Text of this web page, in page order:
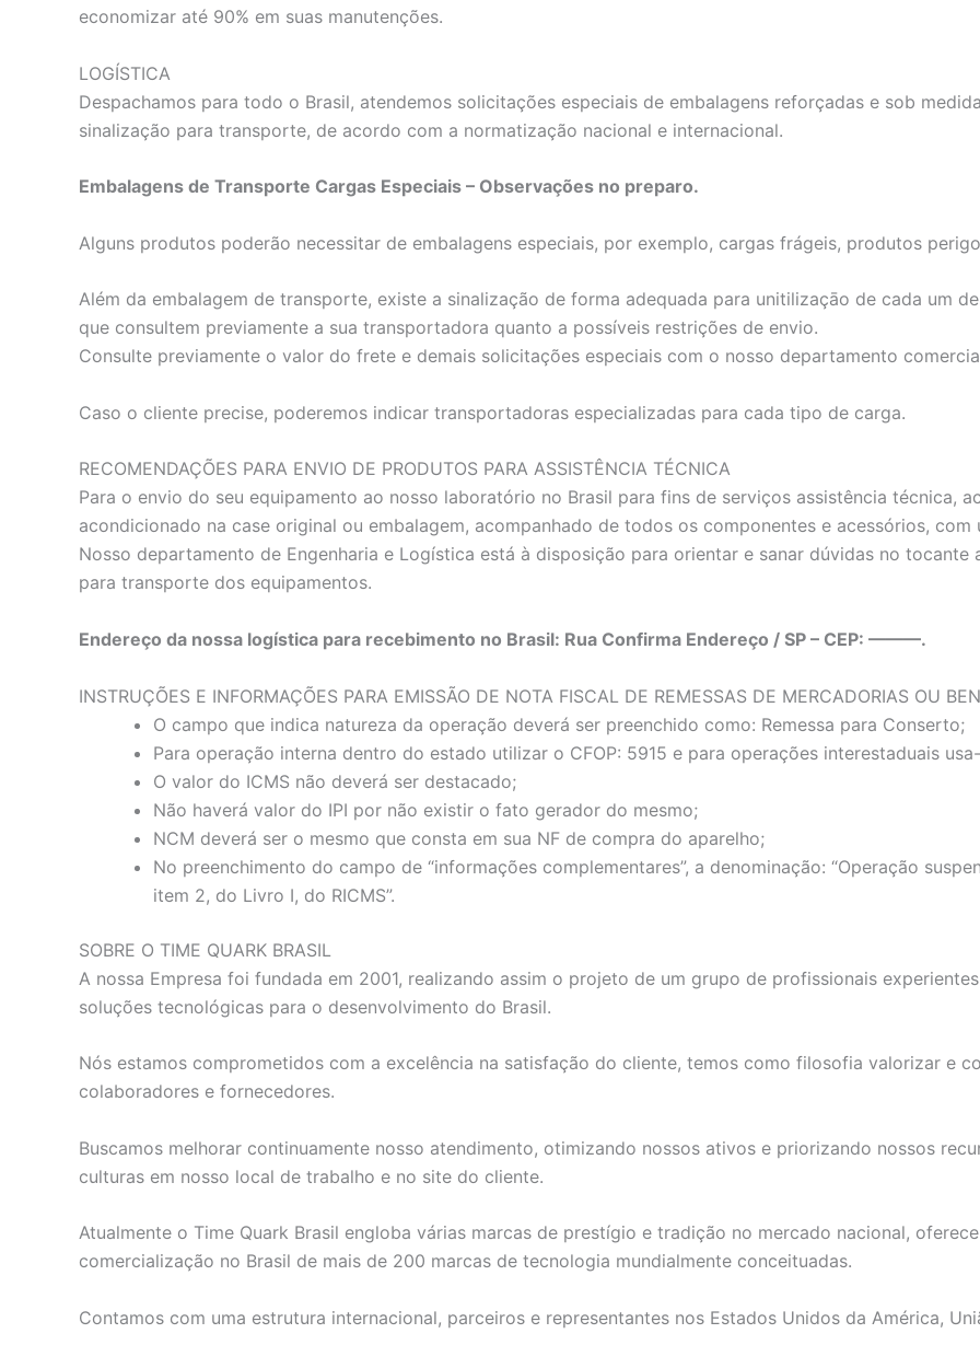
economizar até 90% em suas manutenções.
LOGÍSTICA
Despachamos para todo o Brasil, atendemos solicitações especiais de embalagens reforçadas e sob
sinalização para transporte, de acordo com a normatização nacional e internacional.
Embalagens de Transporte Cargas Especiais – Observações no preparo.
Alguns produtos poderão necessitar de embalagens especiais, por exemplo, cargas frágeis, produtos
Além da embalagem de transporte, existe a sinalização de forma adequada para unitilizaçāo de cada um
que consultem previamente a sua transportadora quanto a possíveis restrições de envio.
Consulte previamente o valor do frete e demais solicitações especiais com o nosso departamento
Caso o cliente precise, poderemos indicar transportadoras especializadas para cada tipo de carga.
RECOMENDAÇÕES PARA ENVIO DE PRODUTOS PARA ASSISTÊNCIA TÉCNICA
Para o envio do seu equipamento ao nosso laboratório no Brasil para fins de serviços assistência técnica,
acondicionado na case original ou embalagem, acompanhado de todos os componentes e acessórios,
Nosso departamento de Engenharia e Logística está à disposição para orientar e sanar dúvidas no
para transporte dos equipamentos.
Endereço da nossa logística para recebimento no Brasil: Rua Confirma Endereço / SP – CEP: ———.
INSTRUÇÕES E INFORMAÇÕES PARA EMISSÃO DE NOTA FISCAL DE REMESSAS DE MERCADORIAS OU
O campo que indica natureza da operação deverá ser preenchido como: Remessa para Conserto;
Para operação interna dentro do estado utilizar o CFOP: 5915 e para operações interestaduais
O valor do ICMS não deverá ser destacado;
Não haverá valor do IPI por não existir o fato gerador do mesmo;
NCM deverá ser o mesmo que consta em sua NF de compra do aparelho;
No preenchimento do campo de “informações complementares”, a denominação: “Operação
item 2, do Livro I, do RICMS”.
SOBRE O TIME QUARK BRASIL
A nossa Empresa foi fundada em 2001, realizando assim o projeto de um grupo de profissionais
soluções tecnológicas para o desenvolvimento do Brasil.
Nós estamos comprometidos com a excelência na satisfação do cliente, temos como filosofia valorizar e
colaboradores e fornecedores.
Buscamos melhorar continuamente nosso atendimento, otimizando nossos ativos e priorizando nossos
culturas em nosso local de trabalho e no site do cliente.
Atualmente o Time Quark Brasil engloba várias marcas de prestígio e tradição no mercado nacional,
comercialização no Brasil de mais de 200 marcas de tecnologia mundialmente conceituadas.
Contamos com uma estrutura internacional, parceiros e representantes nos Estados Unidos da América,